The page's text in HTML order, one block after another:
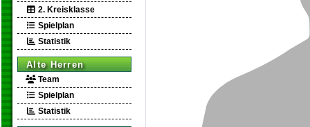
2. Kreisklasse
Spielplan
Statistik
Alte Herren
Team
Spielplan
Statistik